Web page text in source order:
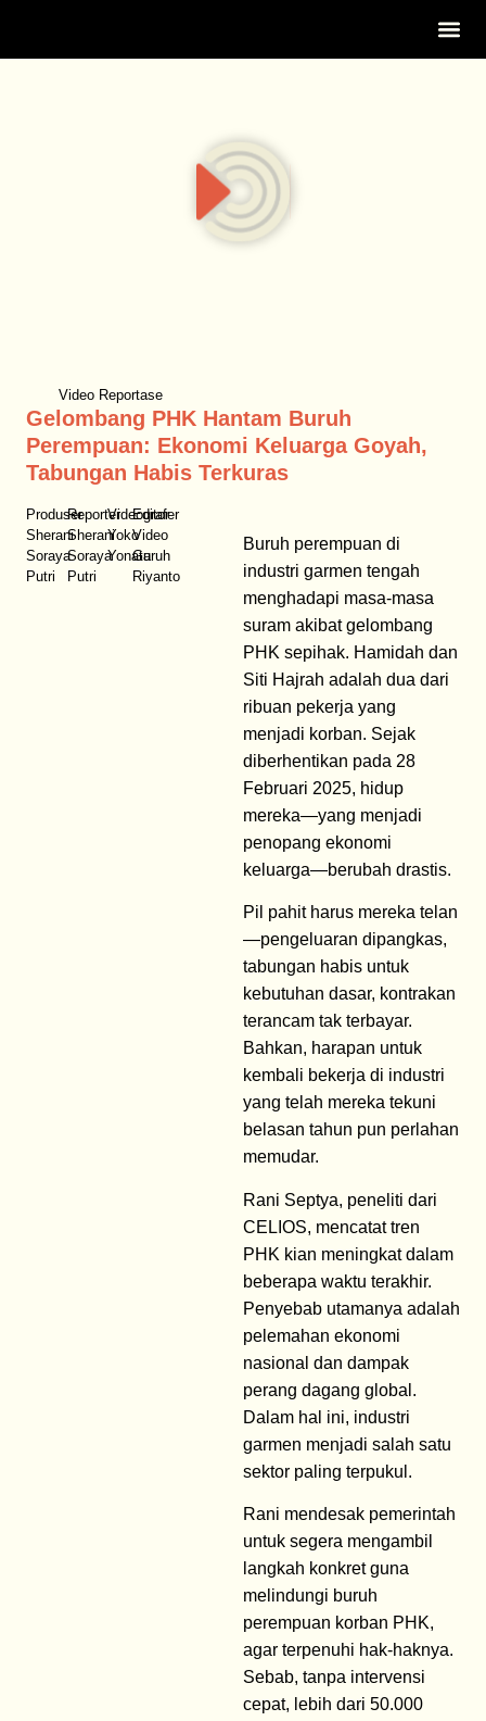
Video Reportase
Gelombang PHK Hantam Buruh
Perempuan: Ekonomi Keluarga Goyah,
Tabungan Habis Terkuras
Produser
Sherani
Soraya
Putri
Reporter
Sherani
Soraya
Putri
Videografer
Yoko
Yonata
Editor
Video
Guruh
Riyanto
Buruh perempuan di
industri garmen tengah
menghadapi masa-masa
suram akibat gelombang
PHK sepihak. Hamidah dan
Siti Hajrah adalah dua dari
ribuan pekerja yang
menjadi korban. Sejak
diberhentikan pada 28
Februari 2025, hidup
mereka—yang menjadi
penopang ekonomi
keluarga—berubah drastis.
Pil pahit harus mereka telan
—pengeluaran dipangkas,
tabungan habis untuk
kebutuhan dasar, kontrakan
terancam tak terbayar.
Bahkan, harapan untuk
kembali bekerja di industri
yang telah mereka tekuni
belasan tahun pun perlahan
memudar.
Rani Septya, peneliti dari
CELIOS, mencatat tren
PHK kian meningkat dalam
beberapa waktu terakhir.
Penyebab utamanya adalah
pelemahan ekonomi
nasional dan dampak
perang dagang global.
Dalam hal ini, industri
garmen menjadi salah satu
sektor paling terpukul.
Rani mendesak pemerintah
untuk segera mengambil
langkah konkret guna
melindungi buruh
perempuan korban PHK,
agar terpenuhi hak-haknya.
Sebab, tanpa intervensi
cepat, lebih dari 50.000